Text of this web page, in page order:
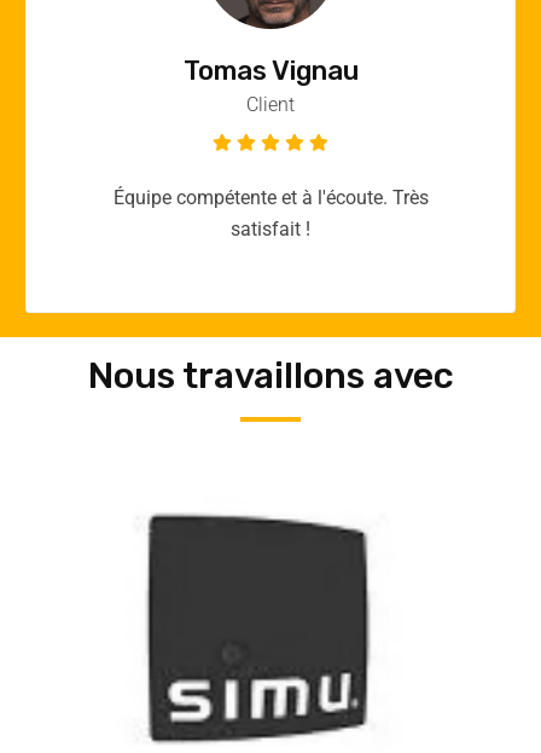
Vincent Quere
Client
Merci yellow365.work pour votre expertise!
Nous travaillons avec